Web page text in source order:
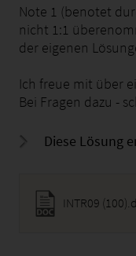
Note 1 (benotet
nicht 1:1
der eigenen
Ich freue mit über
Bei Fragen dazu -
Diese Lösung
INTR09